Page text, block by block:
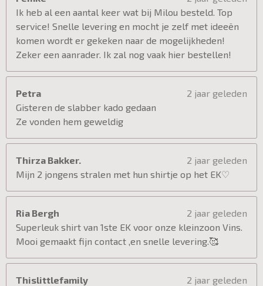
Ik heb al een aantal keer wat bij Milou besteld. Top
service! Snelle levering en mocht je zelf met ideeën
komen wordt er gekeken naar de mogelijkheden!
Zeker een aanrader. Ik zal nog vaak hier bestellen!
Petra
2 jaar geleden
Gisteren de slabber kado gedaan
Ze vonden hem geweldig
Thirza Bakker.
2 jaar geleden
Mijn 2 jongens stralen met hun shirtje op het EK♡
Ria Bergh
2 jaar geleden
Superleuk shirt van 1ste EK voor onze kleinzoon Vins.
Mooi gemaakt fijn contact ,en snelle levering.🥰
Thislittlefamily
2 jaar geleden